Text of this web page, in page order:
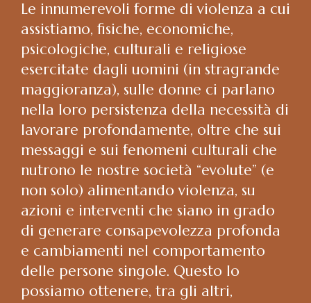
Le innumerevoli forme di violenza a cui
assistiamo, fisiche, economiche,
psicologiche, culturali e religiose
esercitate dagli uomini (in stragrande
maggioranza), sulle donne ci parlano
nella loro persistenza della necessità di
lavorare profondamente, oltre che sui
messaggi e sui fenomeni culturali che
nutrono le nostre società “evolute” (e
non solo) alimentando violenza, su
azioni e interventi che siano in grado
di generare consapevolezza profonda
e cambiamenti nel comportamento
delle persone singole. Questo lo
possiamo ottenere, tra gli altri,